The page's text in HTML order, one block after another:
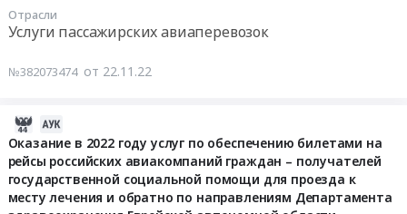
Отрасли
Услуги пассажирских авиаперевозок
№382073474 от 22.11.22
Оказание в 2022 году услуг по обеспечению билетами на
рейсы российских авиакомпаний граждан – получателей
государственной социальной помощи для проезда к
месту лечения и обратно по направлениям Департамента